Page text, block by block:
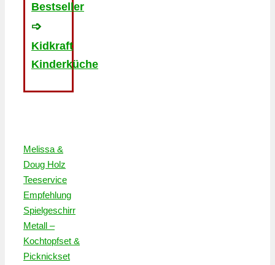
Bestseller
➩
Kidkraft
Kinderküche
Melissa &
Doug Holz
Teeservice
Empfehlung
Spielgeschirr
Metall –
Kochtopfset &
Picknickset